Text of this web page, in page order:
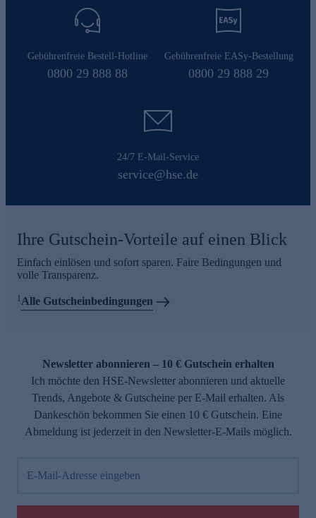
Gebührenfreie Bestell-Hotline
0800 29 888 88
Gebührenfreie EASy-Bestellung
0800 29 888 29
24/7 E-Mail-Service
service@hse.de
Ihre Gutschein-Vorteile auf einen Blick
Einfach einlösen und sofort sparen. Faire Bedingungen und
volle Transparenz.
1Alle Gutscheinbedingungen
Newsletter abonnieren – 10 € Gutschein erhalten
Ich möchte den HSE-Newsletter abonnieren und aktuelle
Trends, Angebote & Gutscheine per E-Mail erhalten. Als
Dankeschön bekommen Sie einen 10 € Gutschein. Eine
Abmeldung ist jederzeit in den Newsletter-E-Mails möglich.
E-Mail-Adresse eingeben